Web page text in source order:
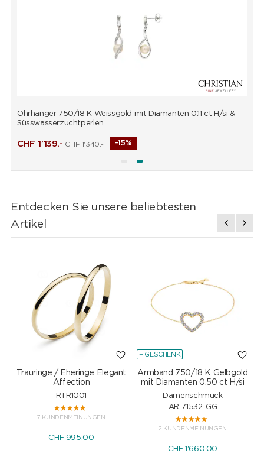
Ohrhänger 750/18 K Weissgold mit Diamanten 0.11 ct H/si &
Süsswasserzuchtperlen
CHF 1'139.- CHF1'340.- -15%
Entdecken Sie unsere beliebtesten
Artikel
Trauringe / Eheringe Elegant
Affection
RTR1001
7 KUNDENMEINUNGEN
CHF 995.00
+ GESCHENK
Armband 750/18 K Gelbgold
mit Diamanten 0.50 ct H/si
Damenschmuck
AR-71532-GG
2 KUNDENMEINUNGEN
CHF 1'660.00